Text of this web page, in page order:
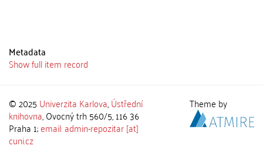
Metadata
Show full item record
© 2025 Univerzita Karlova,Ústřední
knihovna, Ovocný trh 560/5, 116 36
Praha 1;email: admin-repozitar [at]
cuni.cz
Theme by